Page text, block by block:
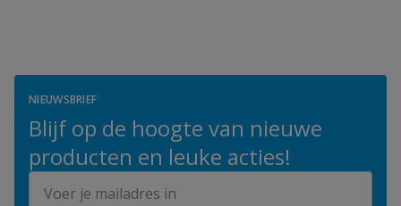
NIEUWSBRIEF
Blijf op de hoogte van nieuwe
producten en leuke acties!